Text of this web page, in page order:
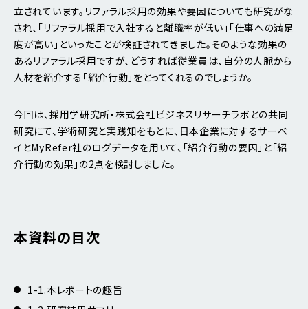
立されています。リファラル採用の効果や要因についても研究がな
され、「リファラル採用で入社すると離職率が低い」「仕事への満足
度が高い」といったことが検証されてきました。そのような効果の
あるリファラル採用ですが、どうすれば従業員は、自分の人脈から
人材を紹介する「紹介行動」をとってくれるのでしょうか。
今回は、採用学研究所・株式会社ビジネスリサーチラボとの共同
研究にて、学術研究と実践知をもとに、日本企業に対するサーベ
イとMyRefer社のログデータを用いて、「紹介行動の要因」と「紹
介行動の効果」の2点を検討しました。
本資料の目次
1-1.本レポートの趣旨